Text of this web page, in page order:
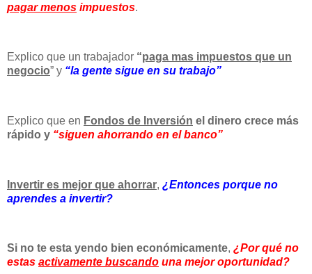
pagar menos impuestos.
Explico que un trabajador “paga mas impuestos que un
negocio” y “la gente sigue en su trabajo”
Explico que en Fondos de Inversión el dinero crece más
rápido y “siguen ahorrando en el banco”
Invertir es mejor que ahorrar, ¿Entonces porque no
aprendes a invertir?
Si no te esta yendo bien económicamente, ¿Por qué no
estas activamente buscando una mejor oportunidad?